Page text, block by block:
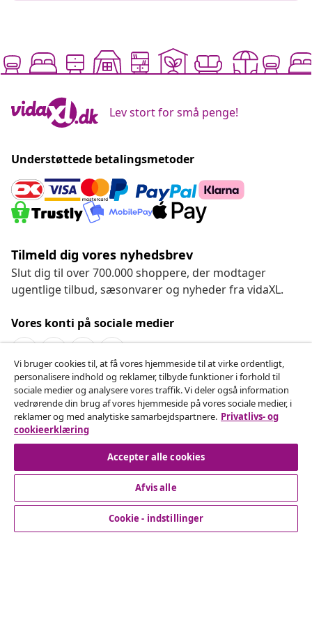
Lev stort for små penge!
Understøttede betalingsmetoder
Tilmeld dig vores nyhedsbrev
Slut dig til over 700.000 shoppere, der modtager
ugentlige tilbud, sæsonvarer og nyheder fra vidaXL.
Vores konti på sociale medier
Fortryd køb
Indsend en anmodning om at fortryde din ordre.
Fortryd køb
Kundeservice
Vi bruger cookies til, at få vores hjemmeside til at virke ordentligt,
personalisere indhold og reklamer, tilbyde funktioner i forhold til
sociale medier og analysere vores traffik. Vi deler også information
vedrørende din brug af vores hjemmeside på vores sociale medier, i
reklamer og med analytiske samarbejdspartnere. Privatlivs- og
cookieerklæring
Accepter alle cookies
Afvis alle
Cookie - indstillinger